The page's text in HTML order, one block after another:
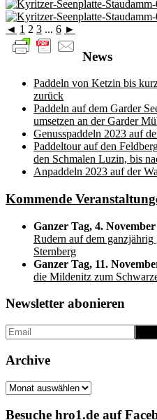
◄ 1 2 3 ... 6 ►
News
Paddeln von Ketzin bis
zurück
Paddeln auf dem Garder
umsetzen an der Garder
Genusspaddeln 2023 auf
Paddeltour auf den
den Schmalen Luzin, bis
Anpaddeln 2023 auf der
Kommende
Ganzer Tag, 4. November
Rudern auf dem ganzjährig
Sternberg
Ganzer Tag, 11.
die Mildenitz zum
Newsletter abonieren
Archive
Archive
Besuche hro1.de auf